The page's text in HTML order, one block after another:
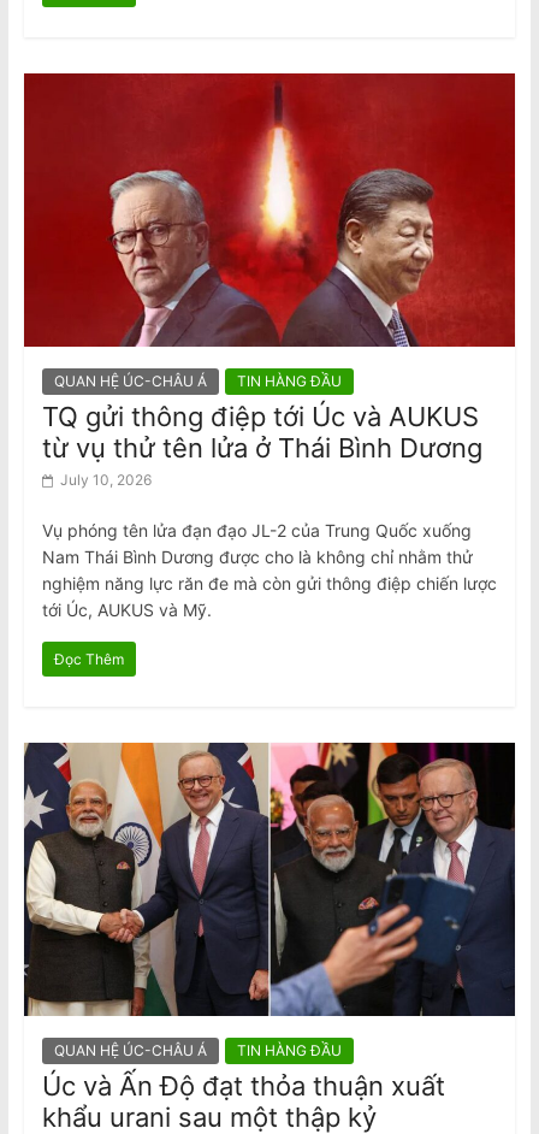
QUAN HỆ ÚC-CHÂU Á TIN HÀNG ĐẦU
TQ gửi thông điệp tới Úc và AUKUS
từ vụ thử tên lửa ở Thái Bình Dương
July 10, 2026
Vụ phóng tên lửa đạn đạo JL-2 của Trung Quốc xuống
Nam Thái Bình Dương được cho là không chỉ nhằm thử
nghiệm năng lực răn đe mà còn gửi thông điệp chiến lược
tới Úc, AUKUS và Mỹ.
Đọc Thêm
QUAN HỆ ÚC-CHÂU Á TIN HÀNG ĐẦU
Úc và Ấn Độ đạt thỏa thuận xuất
khẩu urani sau một thập kỷ